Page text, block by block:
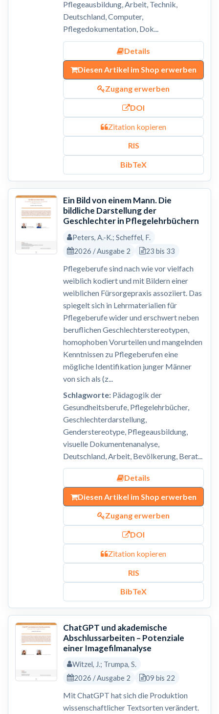
Pflegeausbildung, Arbeit, Technik,
Deutschland, Computer,
Pflegedokumentation, Dok...
Details
Diesen Artikel im Shop erwerben
Zugang erwerben
DOI
Zitation kopieren
RIS
BibTeX
Ein Bild von einem Mann. Die
bildliche Darstellung der
Geschlechter in Pflegelehrbüchern
Peters, A.-K.; Scheffel, F.
2026 / Ausgabe 2
23 bis 33
Pflegeberufe sind nach wie vor vielfach
weiblich kodiert und mit Bildern einer
weiblichen Fürsorgepraxis assoziiert. Das
spiegelt sich in Lehrmaterialien für
Pflegeberufe wider und erschwert neben
beruflichen Geschlechterstereotypen,
homophoben Vorurteilen und mangelnden
Kenntnissen zu Pflegeberufen eine
mögliche Identifikation junger Männer
von sich als (z...
Schlagworte:Pädagogik der
Gesundheitsberufe, Pflegelehrbücher,
Geschlechterdarstellung,
Genderstereotype, Pflegeausbildung,
visuelle Dokumentenanalyse,
Deutschland, Arbeit, Bevölkerung, Berat...
Details
Diesen Artikel im Shop erwerben
Zugang erwerben
DOI
Zitation kopieren
RIS
BibTeX
ChatGPT und akademische
Abschlussarbeiten – Potenziale
einer Imagefilmanalyse
Witzel, J.; Trumpa, S.
2026 / Ausgabe 2
09 bis 22
Mit ChatGPT hat sich die Produktion
wissenschaftlicher Textsorten verändert.